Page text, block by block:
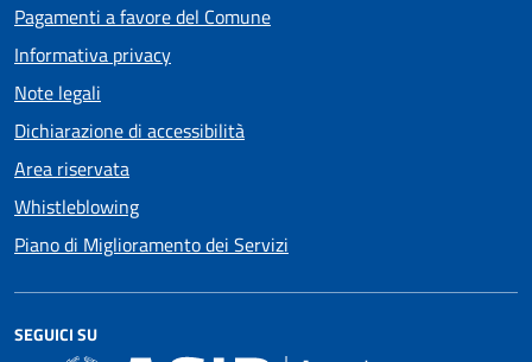
Pagamenti a favore del Comune
Informativa privacy
Note legali
Dichiarazione di accessibilità
Area riservata
Whistleblowing
Piano di Miglioramento dei Servizi
SEGUICI SU